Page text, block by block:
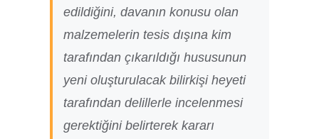
edildiğini, davanın konusu olan
malzemelerin tesis dışına kim
tarafından çıkarıldığı hususunun
yeni oluşturulacak bilirkişi heyeti
tarafından delillerle incelenmesi
gerektiğini belirterek kararı